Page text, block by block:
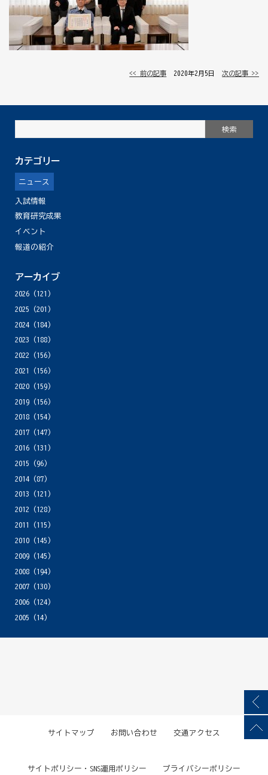
<< 前の記事 │ 2020年2月5日 │次の記事 >>
カテゴリー
ニュース
入試情報
教育研究成果
イベント
報道の紹介
アーカイブ
2026(121)
2025 (201)
2024(184)
2023 (188)
2022 (156)
2021
(156)
2020(159)
2019(156)
2018(154)
2017(147)
2016(131)
2015 (96)
2014(87)
2013 (121)
2012 (128)
2011
(115)
2010(145)
2009(145)
2008(194)
2007(130)
2006(124)
2005 (14)
サイトマップ お問い合わせ 交通アクセス
サイトポリシー・SNS運用ポリシー プライバシーポリシー